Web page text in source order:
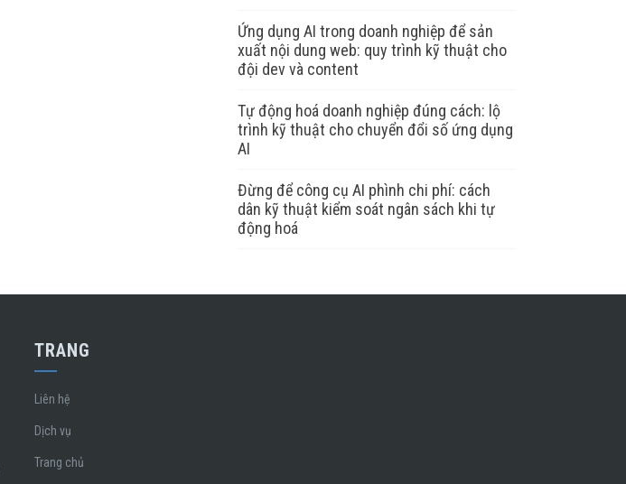
Ứng dụng AI trong doanh nghiệp để sản
xuất nội dung web: quy trình kỹ thuật cho
đội dev và content
Tự động hoá doanh nghiệp đúng cách: lộ
trình kỹ thuật cho chuyển đổi số ứng dụng
AI
Đừng để công cụ AI phình chi phí: cách
dân kỹ thuật kiểm soát ngân sách khi tự
động hoá
TRANG
Liên hệ
Dịch vụ
Trang chủ